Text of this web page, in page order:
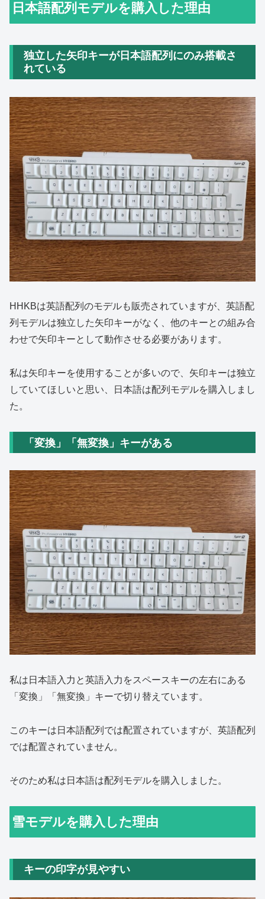
日本語配列モデルを購入した理由
独立した矢印キーが日本語配列にのみ搭載さ
れている
HHKBは英語配列のモデルも販売されていますが、英語配
列モデルは独立した矢印キーがなく、他のキーとの組み合
わせで矢印キーとして動作させる必要があります。
私は矢印キーを使用することが多いので、矢印キーは独立
していてほしいと思い、日本語は配列モデルを購入しまし
た。
「変換」「無変換」キーがある
私は日本語入力と英語入力をスペースキーの左右にある
「変換」「無変換」キーで切り替えています。
このキーは日本語配列では配置されていますが、英語配列
では配置されていません。
そのため私は日本語は配列モデルを購入しました。
雪モデルを購入した理由
キーの印字が見やすい